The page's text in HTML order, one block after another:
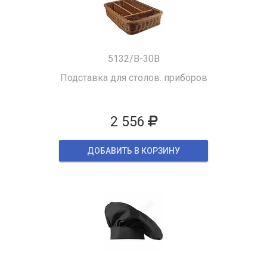
5132/B-30B
Подставка для столов. приборов
2 556
ДОБАВИТЬ В КОРЗИНУ